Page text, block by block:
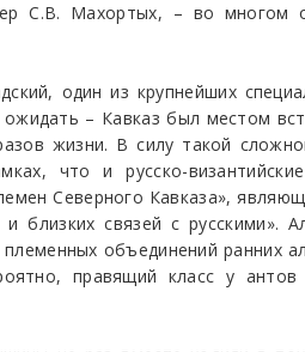
С.В. Махортых, – во многом
один из крупнейших
– Кавказ был местом
жизни. В силу такой
что и русско-
Северного Кавказа»,
близких связей с русскими».
объединений ранних
правящий класс у антов